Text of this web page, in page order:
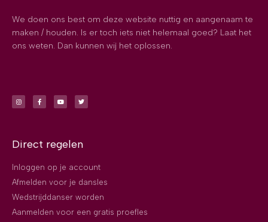
We doen ons best om deze website nuttig en aangenaam te
maken / houden. Is er toch iets niet helemaal goed? Laat het
ons weten. Dan kunnen wij het oplossen.
Direct regelen
Inloggen op je account
Afmelden voor je dansles
Wedstrijddanser worden
Aanmelden voor een gratis proefles